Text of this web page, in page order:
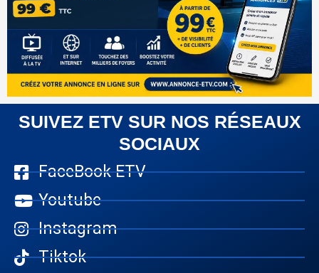
SUIVEZ ETV SUR NOS RÉSEAUX
SOCIAUX
FaceBook ETV
Youtube
Instagram
Tiktok